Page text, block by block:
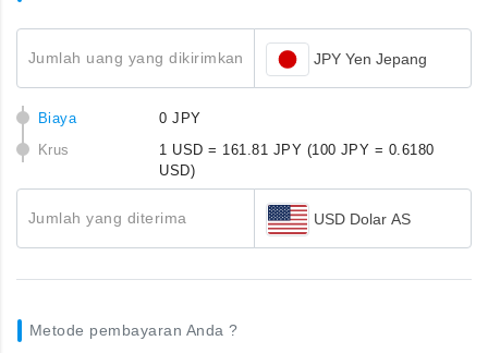
Jumlah uang yang dikirimkan JPY Yen Jepang
Biaya
0 JPY
Krus
1 USD = 161.81 JPY (100 JPY = 0.6180
USD)
Jumlah yang diterima USD Dolar AS
Metode pembayaran Anda ?